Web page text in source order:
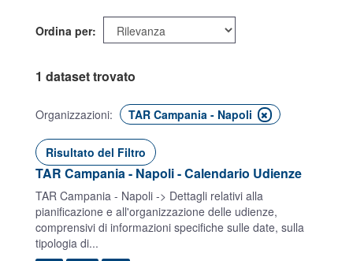
Ordina per
1 dataset trovato
Organizzazioni: TAR Campania - Napoli
Risultato del Filtro
TAR Campania - Napoli - Calendario Udienze
TAR Campania - Napoli -> Dettagli relativi alla
pianificazione e all'organizzazione delle udienze,
comprensivi di informazioni specifiche sulle date, sulla
tipologia di...